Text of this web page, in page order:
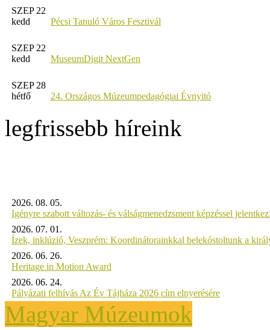
SZEP 22
kedd
Pécsi Tanuló Város Fesztivál
SZEP 22
kedd
MuseumDigit NextGen
SZEP 28
hétfő
24. Országos Múzeumpedagógiai Évnyitó
legfrissebb híreink
2026. 08. 05.
Igényre szabott változás- és válságmenedzsment képzéssel
2026. 07. 01.
Ízek, inklúzió, Veszprém: Koordinátorainkkal belekóstoltunk a
2026. 06. 26.
Heritage in Motion Award
2026. 06. 24.
Pályázati felhívás Az Év Tájháza 2026 cím elnyerésére
Magyar Múzeumok